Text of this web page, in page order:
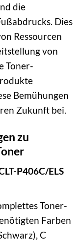
die
Dies
Ressourcen
von
Toner-
Bemühungen
Zukunft bei.
zu
P406C/ELS
Toner-
Farben
C